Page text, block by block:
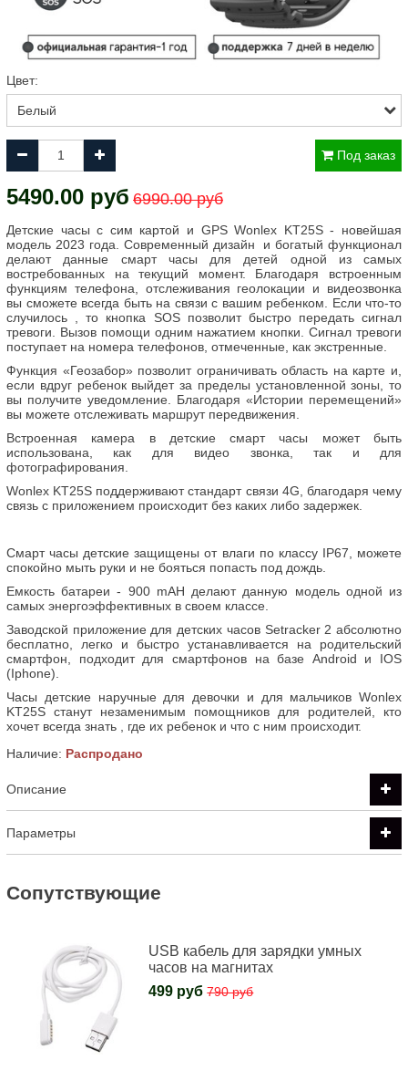
Цвет:
Под заказ
5490.00 руб 6990.00 руб
Детские часы с сим картой и GPS Wonlex KT25S - новейшая
модель 2023 года. Современный дизайн
и богатый функционал
делают данные смарт часы для детей одной из самых
востребованных на текущий момент. Благодаря встроенным
функциям телефона, отслеживания геолокации и видеозвонка
вы сможете всегда быть на связи с вашим ребенком. Если что-то
случилось , то кнопка SOS позволит быстро передать сигнал
тревоги. Вызов помощи одним нажатием кнопки. Сигнал тревоги
поступает на номера телефонов, отмеченные, как экстренные.
Функция «Геозабор» позволит ограничивать область на карте и,
если вдруг ребенок выйдет за пределы установленной зоны, то
вы получите уведомление. Благодаря «Истории перемещений»
вы можете отслеживать маршрут передвижения.
Встроенная камера в детские смарт часы может быть
использована, как для видео звонка, так и для
фотографирования.
Wonlex KT25S поддерживают стандарт связи 4G, благодаря чему
связь с приложением происходит без каких либо задержек.
Смарт часы детские защищены от влаги по классу IP67, можете
спокойно мыть руки и не бояться попасть под дождь.
Емкость батареи - 900 mAH делают данную модель одной из
самых энергоэффективных в своем классе.
Заводской приложение для детских часов Setracker 2 абсолютно
бесплатно, легко и быстро устанавливается на родительский
смартфон, подходит для смартфонов на базе Android и IOS
(Iphone).
Часы детские наручные для девочки и для мальчиков Wonlex
KT25S станут незаменимым помощников для родителей, кто
хочет всегда знать , где их ребенок и что с ним происходит.
Наличие: Распродано
Описание
Параметры
Cопутствующие
USB кабель для зарядки умных
часов на магнитах
499 руб790 руб